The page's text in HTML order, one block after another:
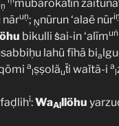
ṇ mubärokaẗiṅ
nāruṇ; Ṇnūrun ‘alaë nūriṇ
bikulli ṡai-in ‘alīmuṅ
lahü fīhā bia
a
lṣṣoläuẗi waǐtã-i a
l
ï:WaAlllöhu